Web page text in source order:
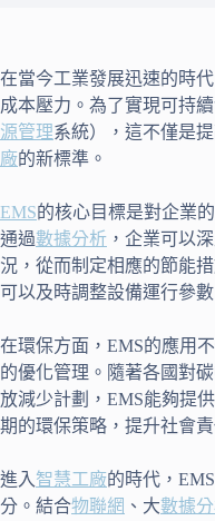
在當今工業發展迅速的時
成本壓力。為了實現可持
源管理系統），這不僅是
廠的新標準。
EMS的核心目標是對企業
通過數據分析 ，企業可以
況，從而制定相應的節能
可以及時調整設備運行參
在環保方面，EMS的應用
的優化管理。隨著各國對
放減少計劃，EMS能夠提
期的環保策略，提升社會
進入 智慧工廠的時代，
分。結合物聯網 、大數據